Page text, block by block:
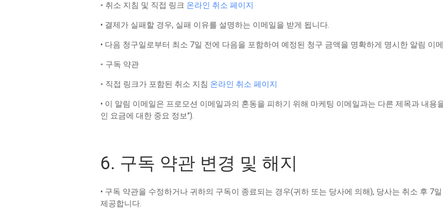
◦ 취소 지침 및 직접 링크 온라인 취소 페이지
• 결제가 실패할 경우, 실패 이유를 설명하는 이메일을 받게 됩니다.
• 다음 청구일로부터 최소 7일 전에 다음을 포함하여 예정된 청구 금액을 명확하게 명시한 알림 이
◦ 구독 약관
◦ 직접 링크가 포함된 취소 지침 온라인 취소 페이지
• 이 알림 이메일은 프로모션 이메일과의 혼동을 피하기 위해 마케팅 이메일과는 다른 제목과 내용
인 요금에 대한 중요 정보").
6. 구독 약관 변경 및 해지
• 구독 약관을 수정하거나 귀하의 구독이 종료되는 경우(귀하 또는 당사에 의해), 당사는 취소 후 7
제공합니다.